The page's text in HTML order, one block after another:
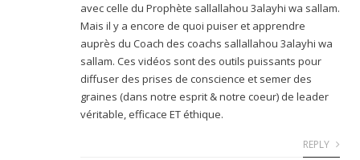
avec celle du Prophète sallallahou 3alayhi wa sallam.
Mais il y a encore de quoi puiser et apprendre
auprès du Coach des coachs sallallahou 3alayhi wa
sallam. Ces vidéos sont des outils puissants pour
diffuser des prises de conscience et semer des
graines (dans notre esprit & notre coeur) de leader
véritable, efficace ET éthique.
REPLY